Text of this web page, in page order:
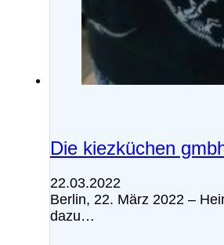
Die kiezküchen
22.03.2022
Berlin, 22. März 2022 –
dazu…